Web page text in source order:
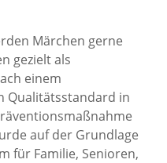
Märchen gerne
gezielt als
einem
Qualitätsstandard in
auf der Grundlage
für Familie, Senioren,